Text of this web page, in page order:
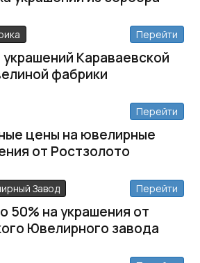
Перейти
Караваевской
фабрики
Перейти
цены на ювелирные
от Ростзолото
Завод Перейти
50% на украшения от
Ювелирного завода